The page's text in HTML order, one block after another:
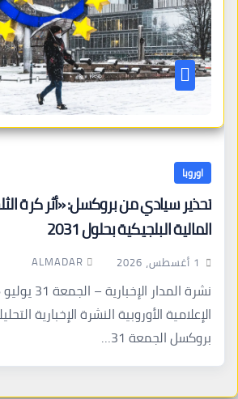
اوروبا
تحذير سيادي من بروكسل: «أثر كرة
المالية البلجيكية بحلول 2031
1 أغسطس، 2026 ALMADAR
الإعلامية الأوروبية النشرة الإخبارية
بروكسل الجمعة 31…